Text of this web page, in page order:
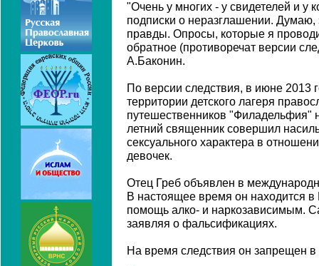
"Очень у многих - у свидетелей и у
подписки о неразглашении. Думаю,
правды. Опросы, которые я
обратное (противоречат версии
А.Баконин.
По версии следствия, в июне 2013
территории детского лагеря
путешественников "Филадельфия"
летний священник совершил
сексуального характера в
девочек.
Отец Греб объявлен в
В настоящее время он находится в
помощь алко- и наркозависимым.
заявляя о фальсификациях.
На время следствия он запрещен в